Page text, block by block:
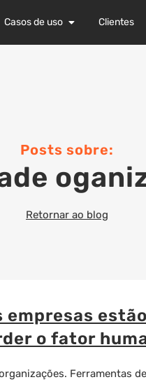
Casos de uso Clientes
Posts sobre:
Retornar ao blog
empresas estão
o fator
Ferramentas